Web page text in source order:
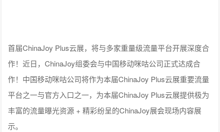
首届ChinaJoy Plus云展，将与多家重量级流量平台开展深度合
作！近日，ChinaJoy组委会与中国移动咪咕公司正式达成合
作！中国移动咪咕公司将作为本届ChinaJoy Plus云展重要流量
平台之一与官方入口之一，为本届ChinaJoy Plus云展提供极为
丰富的流量曝光资源 + 精彩纷呈的ChinaJoy展会现场内容展
示。